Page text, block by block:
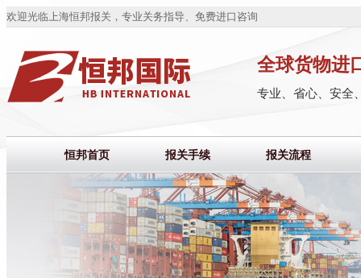
欢迎光临上海恒邦报关，专业关务指导、免费进口咨询
全球货物进
专业、省心、安全
恒邦首页 报关手续 报关流程